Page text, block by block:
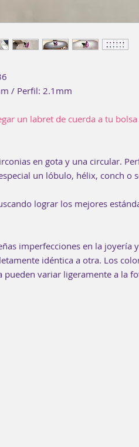
/ Perfil: 2.1mm
un labret de cuerda a tu bolsa
en gota y una circular.
un lóbulo, hélix, conch o
lograr los mejores
imperfecciones en la joyería y
idéntica a otra. Los
pueden variar ligeramente a la